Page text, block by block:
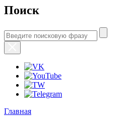
Поиск
Главная